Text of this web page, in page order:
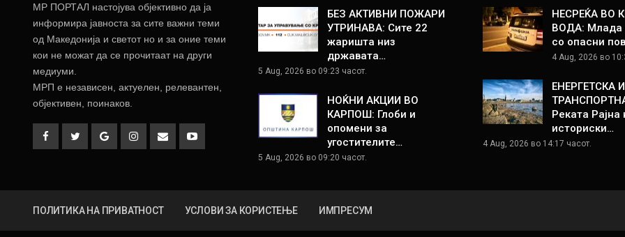
МР ПОРТАЛ настојува објективно да ја
информира јавноста за сите важни теми
од Македонија и светот но и за оние теми
кои не можат да се прочитаат на други
медиуми.
МРП е независен, актуелен, релевантен,
објективен, поинаков.
БЕЗ АКТИВНИ ПОЖАРИ
УТРИНАВА: Сите 22
жаришта низ
државата…
5 Aug, 2026 во 09:23 часот.
НОЌНИ АКЦИИ ВО
КАРПОШ: Глоби и
опомени за
угостителите…
5 Aug, 2026 во 09:20 часот.
НЕСРЕЌА ВО
ВОДА: Млада
со опасни
4 Aug, 2026 во
ЕНЕРГЕТСКА И
Реката Рајна
историски…
4 Aug, 2026 во 14:17 часот.
ПОЛИТИКА НА ПРИВАТНОСТ УСЛОВИ ЗА КОРИСТЕЊЕ ИМПРЕСУМ